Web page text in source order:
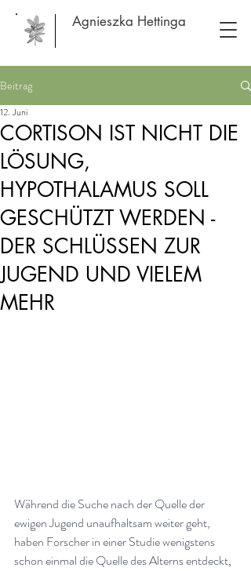
Agnieszka Hettinga
Beitrag
CORTISON IST NICHT DIE
LÖSUNG,
HYPOTHALAMUS SOLL
GESCHÜTZT WERDEN -
DER SCHLÜSSEN ZUR
JUGEND UND VIELEM
MEHR
12. Juni
Während die Suche nach der Quelle der
ewigen Jugend unaufhaltsam weiter geht,
haben Forscher in einer Studie wenigstens
schon einmal die Quelle des Alterns entdeckt,